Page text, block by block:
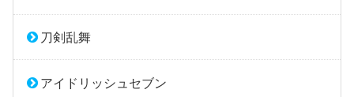
刀剣乱舞
アイドリッシュセブン